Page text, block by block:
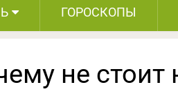
ГОРОСКОПЫ
не стоит